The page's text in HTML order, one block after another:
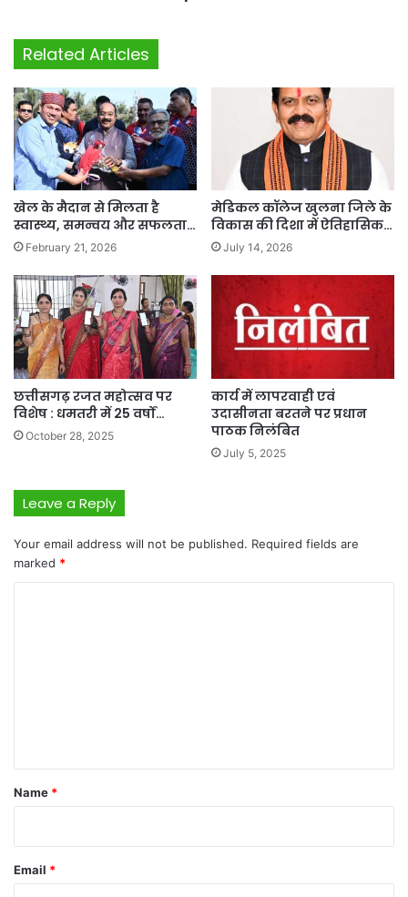
Related Articles
खेल के मैदान से मिलता है
स्वास्थ्य, समन्वय और सफलता…
February 21, 2026
मेडिकल कॉलेज खुलना जिले के
विकास की दिशा में ऐतिहासिक…
July 14, 2026
छत्तीसगढ़ रजत महोत्सव पर
विशेष : धमतरी में 25 वर्षों…
October 28, 2025
कार्य में लापरवाही एवं
उदासीनता बरतने पर प्रधान
पाठक निलंबित
July 5, 2025
Leave a Reply
Your email address will not be published. Required fields are
marked *
*
Name *
Email *